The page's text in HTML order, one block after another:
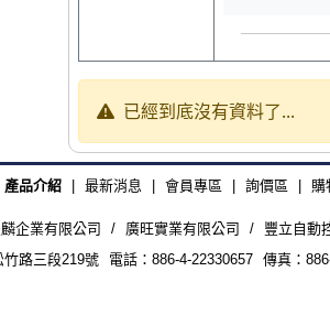
已經到底沒有資料了...
產品介紹| 最新消息 會員專區 詢價區 購
企業有限公司 / 廣旺實業有限公司 / 豐立自動
竹路三段219號 電話：886-4-22330657 傳真：